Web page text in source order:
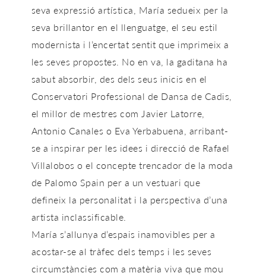
seva expressió artística, María sedueix per la
seva brillantor en el llenguatge, el seu estil
modernista i l’encertat sentit que imprimeix a
les seves propostes. No en va, la gaditana ha
sabut absorbir, des dels seus inicis en el
Conservatori Professional de Dansa de Cadis,
el millor de mestres com Javier Latorre,
Antonio Canales o Eva Yerbabuena, arribant-
se a inspirar per les idees i direcció de Rafael
Villalobos o el concepte trencador de la moda
de Palomo Spain per a un vestuari que
defineix la personalitat i la perspectiva d’una
artista inclassificable.
María s’allunya d’espais inamovibles per a
acostar-se al tràfec dels temps i les seves
circumstàncies com a matèria viva que mou